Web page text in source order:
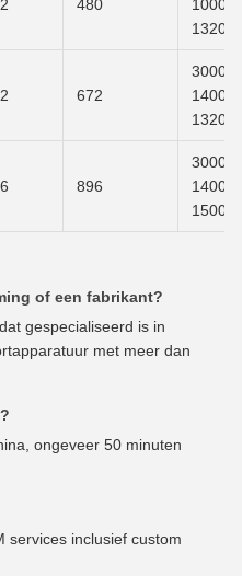
480
1000
1320.
672
3000
1400
1320.
896
3000
1400
1500.
of een fabrikant?
gespecialiseerd is in
met meer dan
ongeveer 50 minuten
services inclusief custom